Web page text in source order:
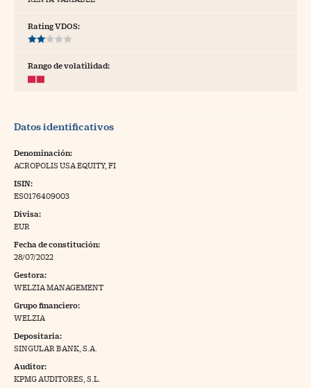
Pyme
a Cinco Días
Rating VDOS:
Rango de volatilidad:
Datos identificativos
Denominación:
ACROPOLIS USA EQUITY, FI
ISIN:
ES0176409003
Divisa:
EUR
Fecha de constitución:
28/07/2022
Gestora:
WELZIA MANAGEMENT
Grupo financiero:
WELZIA
Depositaria:
SINGULAR BANK, S.A.
Auditor:
KPMG AUDITORES, S.L.